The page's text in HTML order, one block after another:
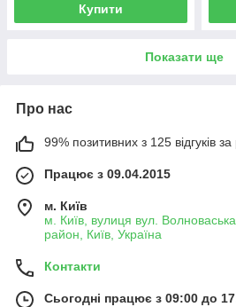
Купити
Показати ще
Про нас
99% позитивних з 125 відгуків за
Працює з 09.04.2015
м. Київ
м. Київ, вулиця вул.
район, Київ, Україна
Контакти
Сьогодні працює з 09:00 до